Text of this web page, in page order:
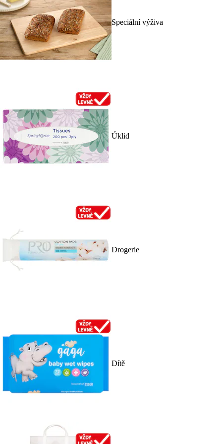
Speciální výživa
Úklid
Drogerie
Dítě